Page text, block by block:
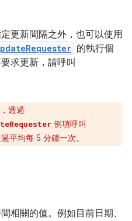
更新間隔之外，也可以使用
的執行個
求更新，請呼叫
透過
例項呼叫
平均每 5 分鐘一次。
相關的值。例如目前日期、